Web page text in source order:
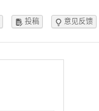
 投稿  意见反馈